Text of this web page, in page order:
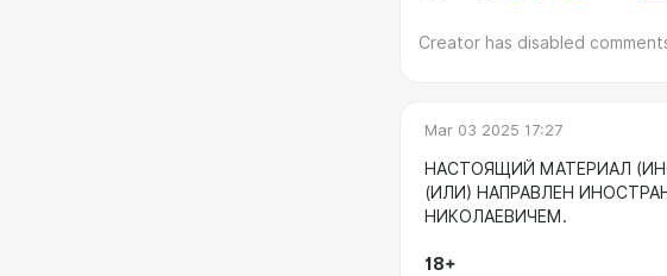
Creator has disabled
Mar 03 2025 17:27
НАСТОЯЩИЙ МАТЕРИАЛ
(ИЛИ) НАПРАВЛЕН
НИКОЛАЕВИЧЕМ.
18+